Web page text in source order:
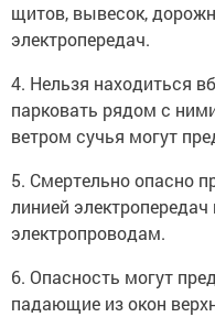
щитов, вывесок,
электропередач.
4. Нельзя находиться
парковать рядом с
ветром сучья могут
5. Смертельно опасно
линией
электропроводам.
6. Опасность могут
падающие из окон